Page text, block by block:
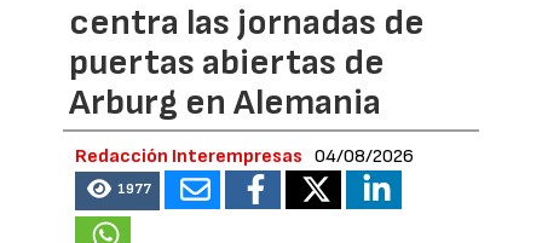
centra las jornadas de
puertas abiertas de
Arburg en Alemania
Redacción Interempresas 04/08/2026
1977